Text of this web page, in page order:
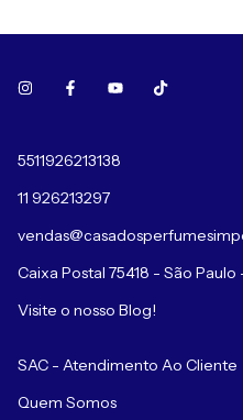
5511926213138
11 926213297
Caixa Postal 75418 - São Paulo
Visite o nosso Blog!
SAC - Atendimento Ao Cliente
Quem Somos